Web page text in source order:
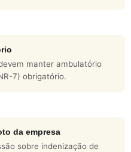
manter ambulatório
7) obrigatório.
da empresa
sobre indenização de